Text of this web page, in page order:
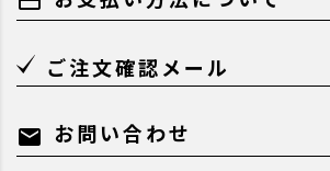
ご注文確認メール
mail お問い合わせ